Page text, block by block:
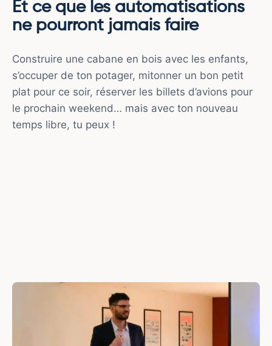
Et ce que les automatisations
ne pourront jamais faire
Construire une cabane en bois avec les enfants,
s’occuper de ton potager, mitonner un bon petit
plat pour ce soir, réserver les billets d’avions pour
le prochain weekend… mais avec ton nouveau
temps libre, tu peux !